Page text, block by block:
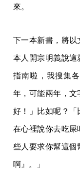
來。
下一本新書，將
本人開宗明義說這
指南啦，我搜集
年，可能兩年，文
好！」比如呢？「
在心裡說你去吃
些人要求你幫這個
啊』。」